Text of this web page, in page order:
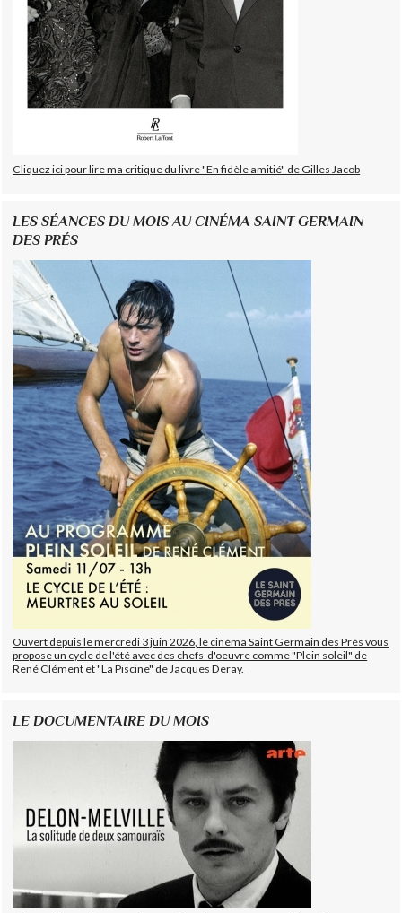
Cliquez ici pour lire ma critique du livre "En fidèle amitié" de Gilles Jacob
LES SÉANCES DU MOIS AU CINÉMA SAINT GERMAIN
DES PRÉS
Ouvert depuis le mercredi 3 juin 2026, le cinéma Saint Germain des Prés vous
propose un cycle de l'été avec des chefs-d'oeuvre comme "Plein soleil" de
René Clément et "La Piscine" de Jacques Deray.
LE DOCUMENTAIRE DU MOIS